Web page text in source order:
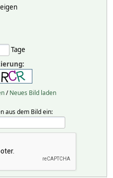
Tage
/Neues Bild laden
aus dem Bild ein: